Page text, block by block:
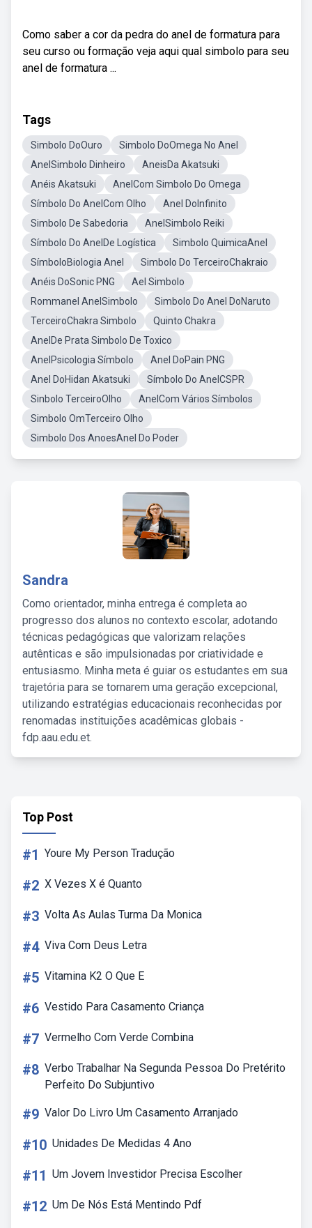
Como saber a cor da pedra do anel de formatura para
seu curso ou formação veja aqui qual simbolo para seu
anel de formatura ...
Tags
Simbolo DoOuro
Simbolo DoOmega No Anel
AnelSimbolo Dinheiro
AneisDa Akatsuki
Anéis Akatsuki
AnelCom Simbolo Do Omega
Símbolo Do AnelCom Olho
Anel DoInfinito
Simbolo De Sabedoria
AnelSimbolo Reiki
Símbolo Do AnelDe Logística
Simbolo QuimicaAnel
SímboloBiologia Anel
Simbolo Do TerceiroChakraio
Anéis DoSonic PNG
Ael Simbolo
Rommanel AnelSimbolo
Simbolo Do Anel DoNaruto
TerceiroChakra Simbolo
Quinto Chakra
AnelDe Prata Simbolo De Toxico
AnelPsicologia Símbolo
Anel DoPain PNG
Anel DoHidan Akatsuki
Símbolo Do AnelCSPR
Sinbolo TerceiroOlho
AnelCom Vários Símbolos
Simbolo OmTerceiro Olho
Simbolo Dos AnoesAnel Do Poder
Sandra
Como orientador, minha entrega é completa ao
progresso dos alunos no contexto escolar, adotando
técnicas pedagógicas que valorizam relações
autênticas e são impulsionadas por criatividade e
entusiasmo. Minha meta é guiar os estudantes em sua
trajetória para se tornarem uma geração excepcional,
utilizando estratégias educacionais reconhecidas por
renomadas instituições acadêmicas globais -
fdp.aau.edu.et.
Top Post
#1 Youre My Person Tradução
#2 X Vezes X é Quanto
#3 Volta As Aulas Turma Da Monica
#4 Viva Com Deus Letra
#5 Vitamina K2 O Que E
#6 Vestido Para Casamento Criança
#7 Vermelho Com Verde Combina
#8 Verbo Trabalhar Na Segunda Pessoa Do Pretérito
Perfeito Do Subjuntivo
#9 Valor Do Livro Um Casamento Arranjado
#10 Unidades De Medidas 4 Ano
#11 Um Jovem Investidor Precisa Escolher
#12 Um De Nós Está Mentindo Pdf